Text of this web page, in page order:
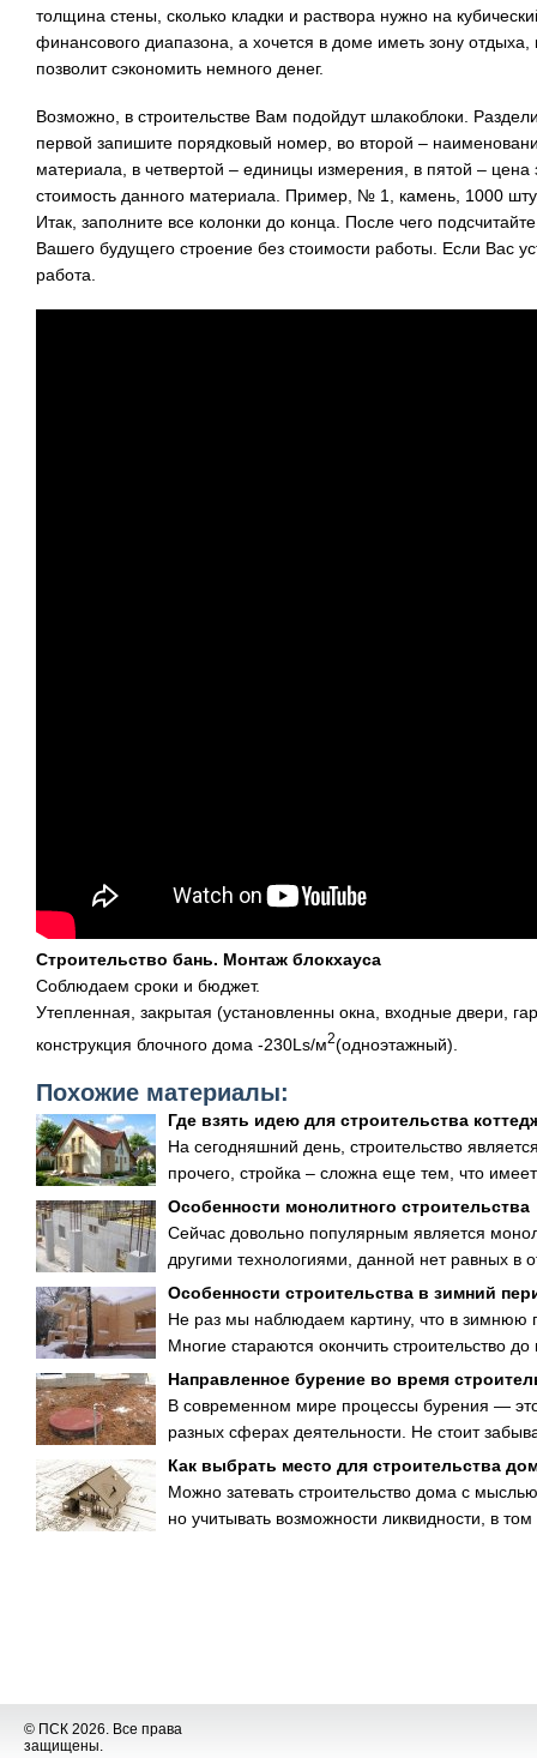
толщина стены, сколько кладки и раствора нужно на
финансового диапазона, а хочется в доме иметь зону
позволит сэкономить немного денег.
Возможно, в строительстве Вам подойдут шлакоблоки.
первой запишите порядковый номер, во второй –
материала, в четвертой – единицы измерения, в пятой –
стоимость данного материала. Пример, № 1, камень, 1000
Итак, заполните все колонки до конца. После чего
Вашего будущего строение без стоимости работы. Если Вас
работа.
Строительство бань. Монтаж блокхауса
Соблюдаем сроки и бюджет.
Утепленная, закрытая (установленны окна, входные двери,
конструкция блочного дома -230Ls/м2(одноэтажный).
Похожие материалы:
Где взять идею для строительства
На сегодняшний день, строительство
прочего, стройка – сложна еще тем, что
Особенности монолитного строительства
Сейчас довольно популярным является
другими технологиями, данной нет равных в
Особенности строительства в зимний
Не раз мы наблюдаем картину, что в зимнюю
Многие стараются окончить строительство
Направленное бурение во время
В современном мире процессы бурения —
разных сферах деятельности. Не стоит
Как выбрать место для строительства
Можно затевать строительство дома с
но учитывать возможности ликвидности, в
© ПСК 2026. Все права
защищены.